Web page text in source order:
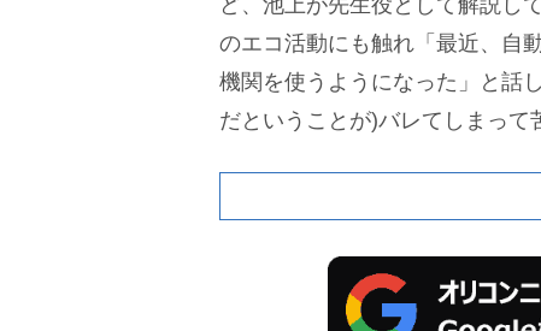
ど、池上が先生役として解説し
のエコ活動にも触れ「最近、自
機関を使うようになった」と話
だということが)バレてしまって